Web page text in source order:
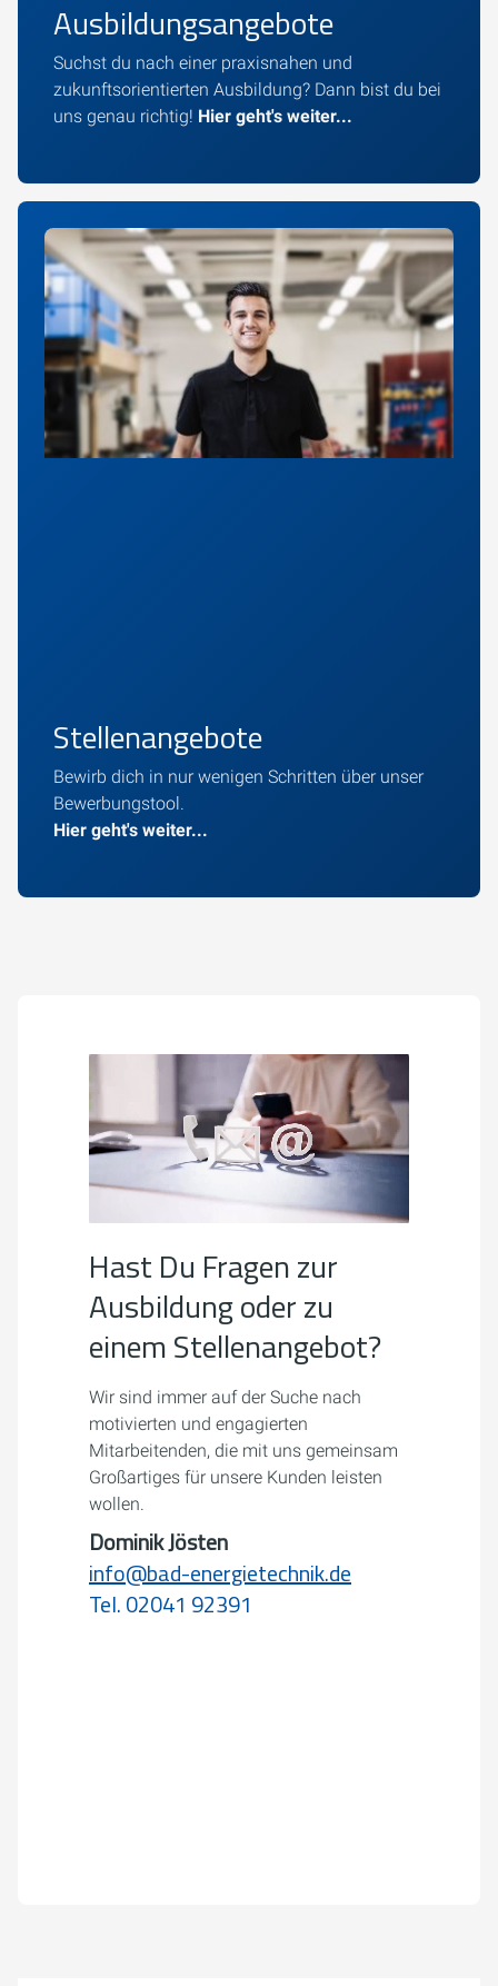
Ausbildungsangebote
Suchst du nach einer praxisnahen und
zukunftsorientierten Ausbildung? Dann bist du bei
uns genau richtig! Hier geht's weiter...
Stellenangebote
Bewirb dich in nur wenigen Schritten über unser
Bewerbungstool.
Hier geht's weiter...
Hast Du Fragen zur
Ausbildung oder zu
einem Stellenangebot?
Wir sind immer auf der Suche nach
motivierten und engagierten
Mitarbeitenden, die mit uns gemeinsam
Großartiges für unsere Kunden leisten
wollen.
Dominik Jösten
info@bad-energietechnik.de
Tel. 02041 92391